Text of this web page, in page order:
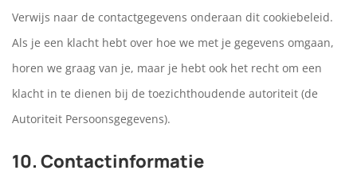
Verwijs naar de contactgegevens onderaan dit cookiebeleid.
Als je een klacht hebt over hoe we met je gegevens omgaan,
horen we graag van je, maar je hebt ook het recht om een
klacht in te dienen bij de toezichthoudende autoriteit (de
Autoriteit Persoonsgegevens).
10. Contactinformatie